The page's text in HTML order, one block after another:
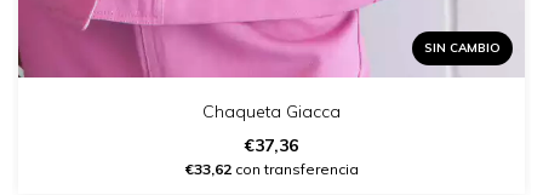
SIN CAMBIO
Chaqueta Giacca
€37,36
€33,62con transferencia